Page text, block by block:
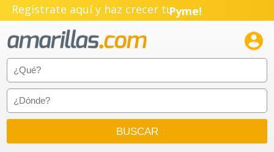
Regístrate aquí y haz crecer tuPyme!
Emprendimiento!
